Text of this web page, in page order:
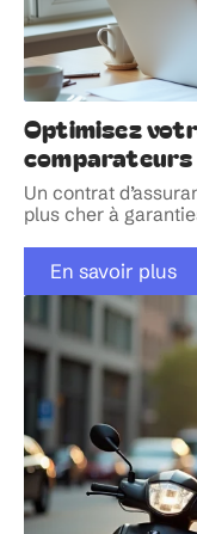
Optimisez
comparateurs
Un contrat
plus cher à
En savoir plus